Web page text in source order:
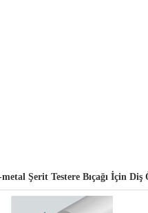
Şerit Testere Bıçağı İçin Diş